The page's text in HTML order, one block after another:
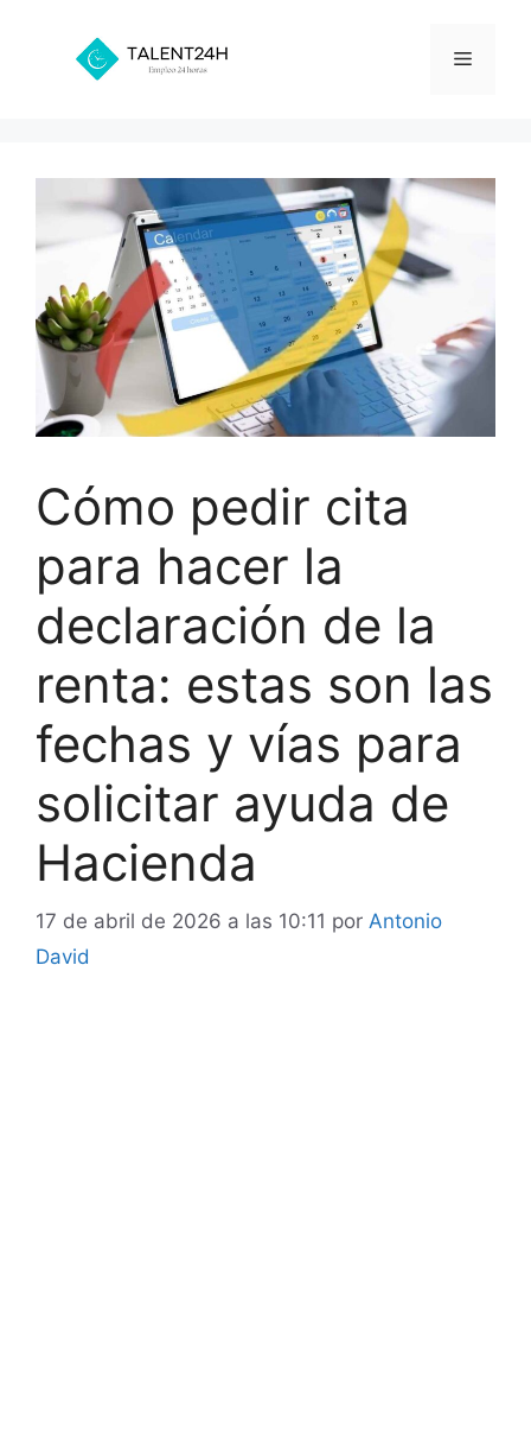
contenido
Menú
Cómo pedir cita
para hacer la
declaración de la
renta: estas son las
fechas y vías para
solicitar ayuda de
Hacienda
17 de abril de 2026 a las 10:11 por Antonio
David